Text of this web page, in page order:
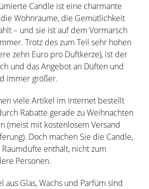
Candle ist eine charmante
Wohnräume, die Gemütlichkeit
– und sie ist auf dem Vormarsch
Trotz des zum Teil sehr hohen
zehn Euro pro Duftkerze), ist der
und das Angebot an Düften und
immer größer.
viele Artikel im Internet bestellt
Rabatte gerade zu Weihnachten
(meist mit kostenlosem Versand
Doch machen Sie die Candle,
enthält, nicht zum
Personen.
aus Glas, Wachs und Parfüm sind